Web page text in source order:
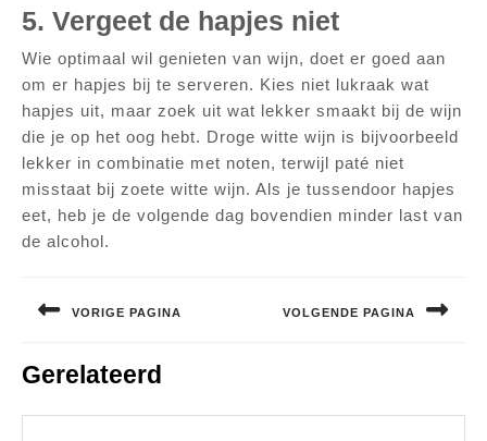
5. Vergeet de hapjes niet
Wie optimaal wil genieten van wijn, doet er goed aan
om er hapjes bij te serveren. Kies niet lukraak wat
hapjes uit, maar zoek uit wat lekker smaakt bij de wijn
die je op het oog hebt. Droge witte wijn is bijvoorbeeld
lekker in combinatie met noten, terwijl paté niet
misstaat bij zoete witte wijn. Als je tussendoor hapjes
eet, heb je de volgende dag bovendien minder last van
de alcohol.
navigatie
VORIGE PAGINA
bericht:
VOLGENDE PAGINA
Gerelateerd